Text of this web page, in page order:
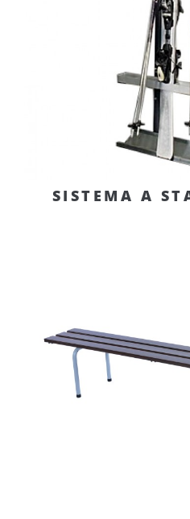
SISTEMA A